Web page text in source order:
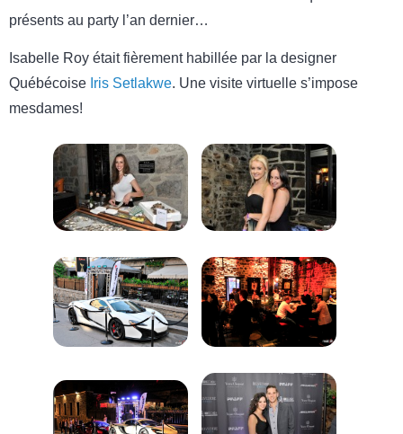
présents au party l’an dernier…
Isabelle Roy était fièrement habillée par la designer
Québécoise Iris Setlakwe. Une visite virtuelle s’impose
mesdames!